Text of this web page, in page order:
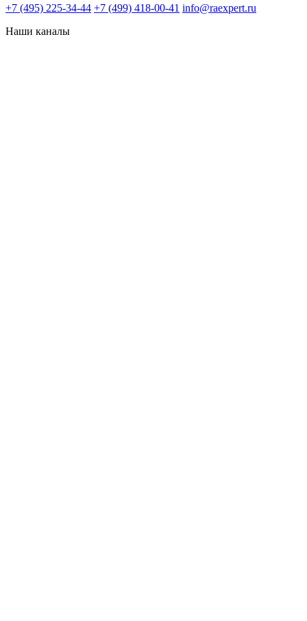
+7 (495) 225-34-44 +7 (499) 418-00-41 info@raexpert.ru
Наши каналы